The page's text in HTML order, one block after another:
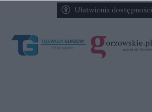
Przejdź do głównych treści
Przejdź do głównego menuUłatwienia dostępności